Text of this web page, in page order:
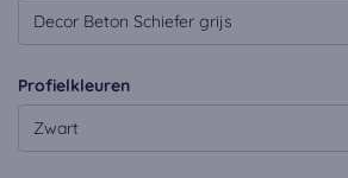
Decor Beton Schiefer grijs
Profielkleuren
Zwart